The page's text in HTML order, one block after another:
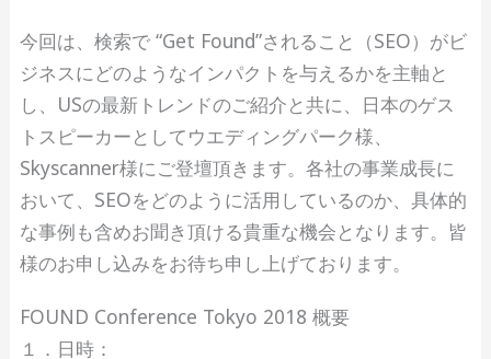
今回は、検索で “Get Found”されること（SEO）がビ
ジネスにどのようなインパクトを与えるかを主軸と
し、USの最新トレンドのご紹介と共に、日本のゲス
トスピーカーとしてウエディングパーク様、
Skyscanner様にご登壇頂きます。各社の事業成長に
おいて、SEOをどのように活用しているのか、具体的
な事例も含めお聞き頂ける貴重な機会となります。皆
様のお申し込みをお待ち申し上げております。
FOUND Conference Tokyo 2018 概要
１．日時：